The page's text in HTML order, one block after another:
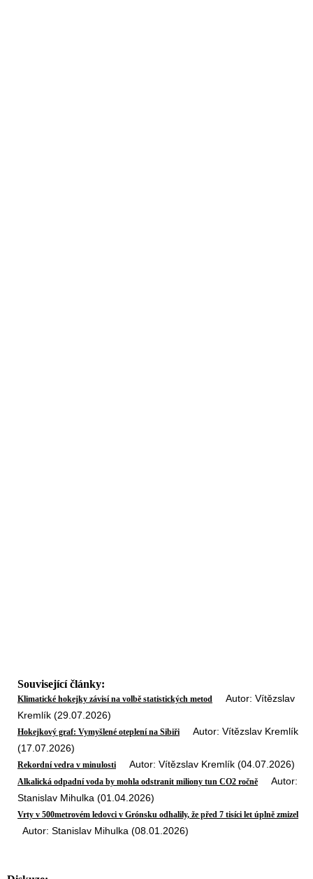
Související články:
Klimatické hokejky závisí na volbě statistických metod Autor: Vítězslav
Kremlík (29.07.2026)
Hokejkový graf: Vymyšlené oteplení na Sibiři Autor: Vítězslav Kremlík
(17.07.2026)
Rekordní vedra v minulosti Autor: Vítězslav Kremlík (04.07.2026)
Alkalická odpadní voda by mohla odstranit miliony tun CO2 ročně Autor:
Stanislav Mihulka (01.04.2026)
Vrty v 500metrovém ledovci v Grónsku odhalily, že před 7 tisíci let úplně zmizel
Autor: Stanislav Mihulka (08.01.2026)